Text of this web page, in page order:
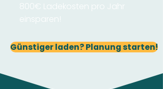
800€ Ladekosten pro Jahr
einsparen!
Günstiger laden? Planung starten!